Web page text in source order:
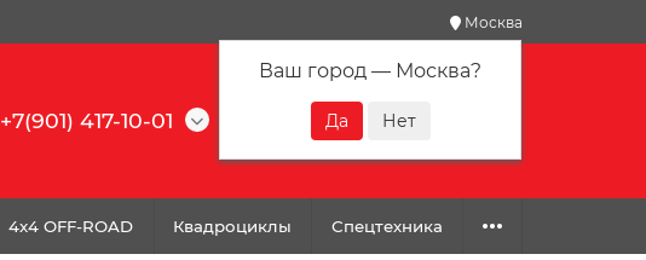
Москва
Ваш город — Москва?
+7(901) 417-10-01
4x4 OFF-ROAD Квадроциклы Спецтехника